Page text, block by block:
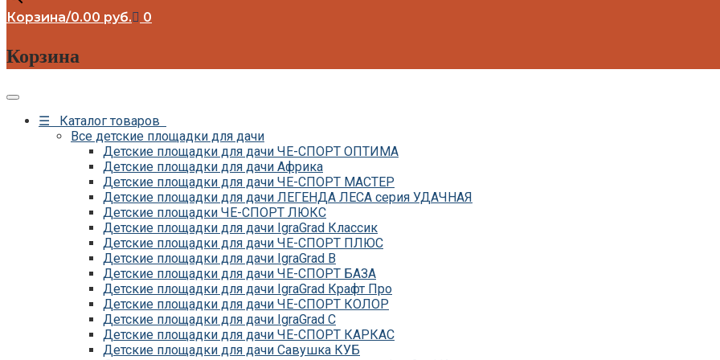
Корзина/0.00 руб. 0
Корзина
☰ Каталог товаров
Все детские площадки для дачи
Детские площадки для дачи ЧЕ-СПОРТ ОПТИМА
Детские площадки для дачи Африка
Детские площадки для дачи ЧЕ-СПОРТ МАСТЕР
Детские площадки для дачи ЛЕГЕНДА ЛЕСА серия УДАЧНАЯ
Детские площадки ЧЕ-СПОРТ ЛЮКС
Детские площадки для дачи IgraGrad Классик
Детские площадки для дачи ЧЕ-СПОРТ ПЛЮС
Детские площадки для дачи IgraGrad B
Детские площадки для дачи ЧЕ-СПОРТ БАЗА
Детские площадки для дачи IgraGrad Крафт Про
Детские площадки для дачи ЧЕ-СПОРТ КОЛОР
Детские площадки для дачи IgraGrad С
Детские площадки для дачи ЧЕ-СПОРТ КАРКАС
Детские площадки для дачи Савушка КУБ